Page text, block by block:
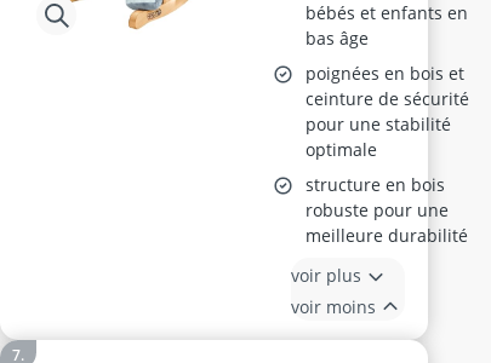
bébés et enfants en
bas âge
poignées en bois et
ceinture de sécurité
pour une stabilité
optimale
structure en bois
robuste pour une
meilleure durabilité
voir plus
voir moins